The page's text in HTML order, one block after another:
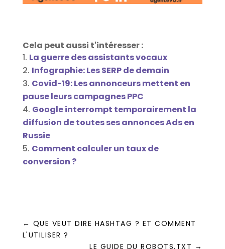
Cela peut aussi t'intéresser :
La guerre des assistants vocaux
Infographie: Les SERP de demain
Covid-19: Les annonceurs mettent en
pause leurs campagnes PPC
Google interrompt temporairement la
diffusion de toutes ses annonces Ads en
Russie
Comment calculer un taux de
conversion ?
← QUE VEUT DIRE HASHTAG ? ET COMMENT
L'UTILISER ?
LE GUIDE DU ROBOTS.TXT →